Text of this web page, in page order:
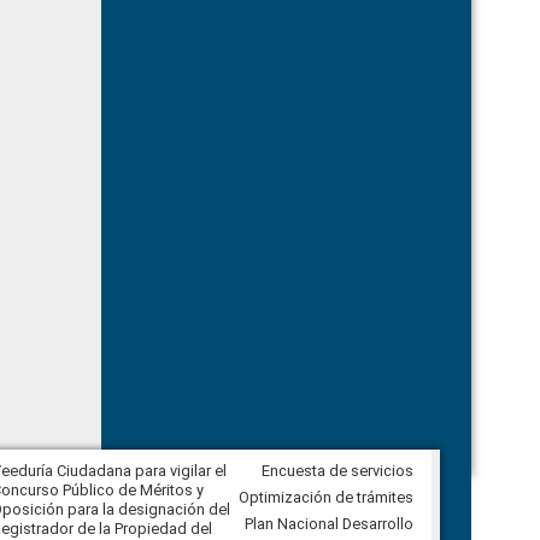
Ciudadana para vigilar el
Público de Méritos y
para la designación del
de la Propiedad del
Veeduría Ciudadana para vigilar la
construcción del asfaltado de
diferentes barrios del sector de
Ballenita del cantón Santa Elena
Encuesta de servicios
Optimización de trámites
Plan Nacional Desarrollo